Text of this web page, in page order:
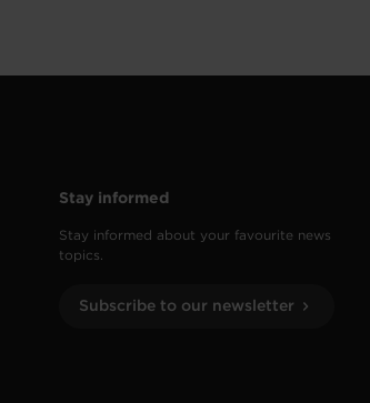
Stay informed
Stay informed about your favourite news
topics.
Subscribe to our newsletter